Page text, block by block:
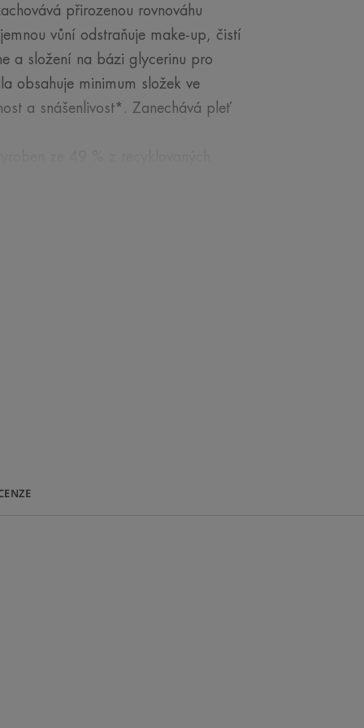
přirozenou rovnováhu
vůní odstraňuje make-up, čistí
a složení na bázi glycerinu pro
obsahuje minimum složek ve
a snášenlivost*. Zanechává pleť